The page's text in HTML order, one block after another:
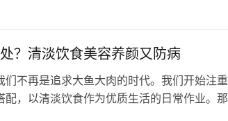
？清淡饮食美容养颜又防病
们不再是追求大鱼大肉的时代。我们开始注
，以清淡饮食作为优质生活的日常作业。那